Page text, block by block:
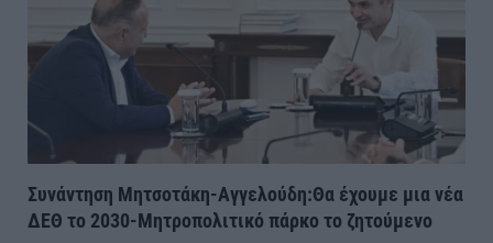
Συνάντηση Μητσοτάκη-Αγγελούδη:Θα έχουμε μια νέα
ΔΕΘ το 2030-Μητροπολιτικό πάρκο το ζητούμενο